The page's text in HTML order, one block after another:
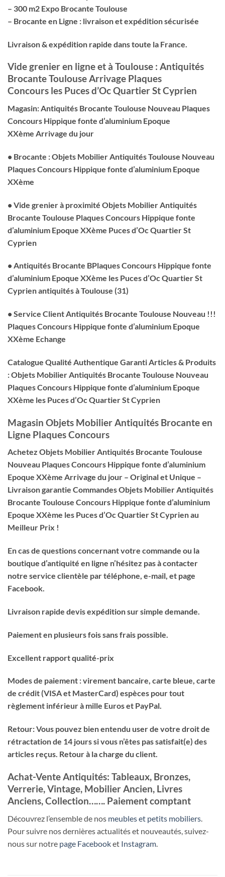
– 300 m2 Expo Brocante Toulouse
– Brocante en Ligne : livraison et expédition sécurisée
Livraison & expédition rapide dans toute la France.
Vide grenier en ligne et à Toulouse : Antiquités
Brocante Toulouse Arrivage Plaques
Concours les Puces d’Oc Quartier St Cyprien
Magasin: Antiquités Brocante Toulouse Nouveau Plaques
Concours Hippique fonte d’aluminium Epoque
XXème Arrivage du jour
• Brocante : Objets Mobilier Antiquités Toulouse Nouveau
Plaques Concours Hippique fonte d’aluminium Epoque
XXème
• Vide grenier à proximité Objets Mobilier Antiquités
Brocante Toulouse Plaques Concours Hippique fonte
d’aluminium Epoque XXème Puces d’Oc Quartier St
Cyprien
• Antiquités Brocante BPlaques Concours Hippique fonte
d’aluminium Epoque XXème les Puces d’Oc Quartier St
Cyprien antiquités à Toulouse (31)
• Service Client Antiquités Brocante Toulouse Nouveau !!!
Plaques Concours Hippique fonte d’aluminium Epoque
XXème Echange
Catalogue Qualité Authentique Garanti Articles & Produits
: Objets Mobilier Antiquités Brocante Toulouse Nouveau
Plaques Concours Hippique fonte d’aluminium Epoque
XXème les Puces d’Oc Quartier St Cyprien
Magasin Objets Mobilier Antiquités Brocante en
Ligne Plaques Concours
Achetez Objets Mobilier Antiquités Brocante Toulouse
Nouveau Plaques Concours Hippique fonte d’aluminium
Epoque XXème Arrivage du jour – Original et Unique –
Livraison garantie Commandes Objets Mobilier Antiquités
Brocante Toulouse Concours Hippique fonte d’aluminium
Epoque XXème les Puces d’Oc Quartier St Cyprien au
Meilleur Prix !
En cas de questions concernant votre commande ou la
boutique d’antiquité en ligne n’hésitez pas à contacter
notre service clientèle par téléphone, e-mail, et page
Facebook.
Livraison rapide devis expédition sur simple demande.
Paiement en plusieurs fois sans frais possible.
Excellent rapport qualité-prix
Modes de paiement : virement bancaire, carte bleue, carte
de crédit (VISA et MasterCard) espèces pour tout
règlement inférieur à mille Euros et PayPal.
Retour: Vous pouvez bien entendu user de votre droit de
rétractation de 14 jours si vous n’êtes pas satisfait(e) des
articles reçus. Retour à la charge du client.
Achat-Vente Antiquités: Tableaux, Bronzes,
Verrerie, Vintage, Mobilier Ancien, Livres
Anciens, Collection……. Paiement comptant
Découvrez l’ensemble de nos meubles et petits mobiliers
Pour suivre nos dernières actualités et nouveautés, suivez-
nous sur notre page Facebooket Instagram